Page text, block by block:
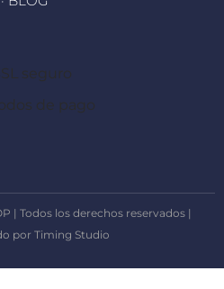
| Todos los derechos reservados |
por Timing Studio